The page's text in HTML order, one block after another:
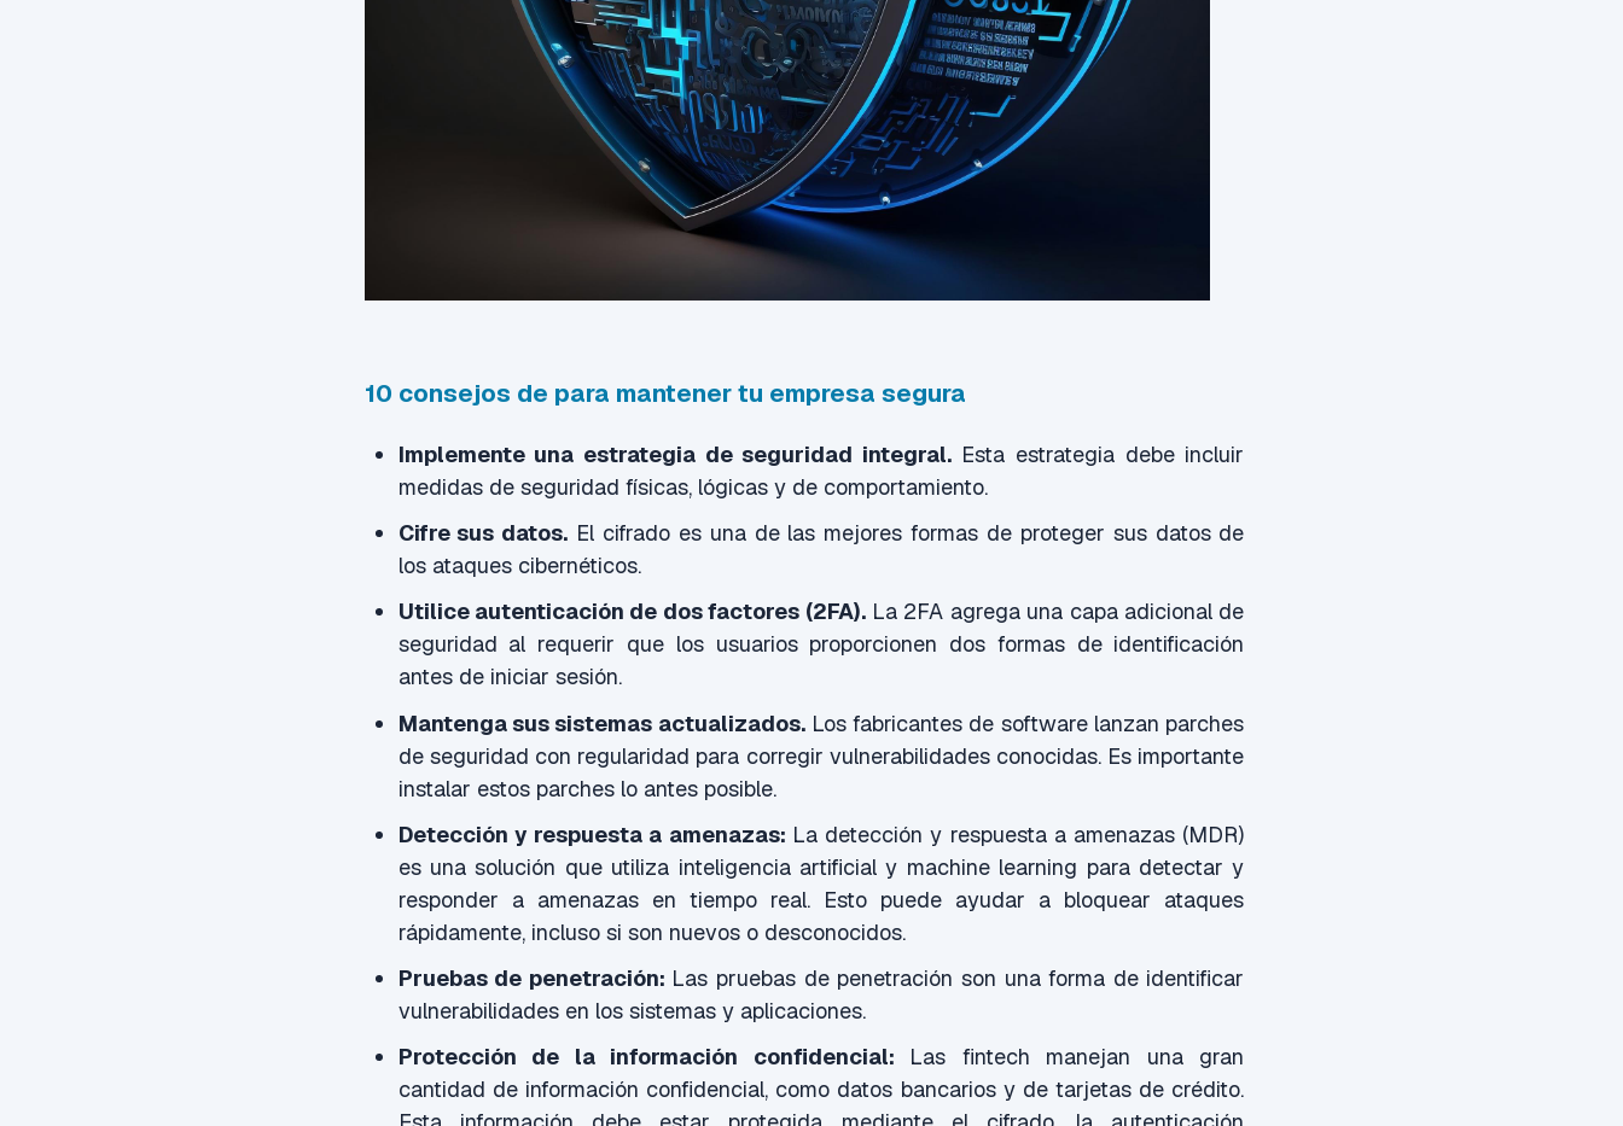
10 consejos de para mantener tu empresa segura
Implemente una estrategia de seguridad integral. Esta estrategia debe incluir
medidas de seguridad físicas, lógicas y de comportamiento.
Cifre sus datos. El cifrado es una de las mejores formas de proteger sus datos de
los ataques cibernéticos.
Utilice autenticación de dos factores (2FA). La 2FA agrega una capa adicional de
seguridad al requerir que los usuarios proporcionen dos formas de identificación
antes de iniciar sesión.
Mantenga sus sistemas actualizados. Los fabricantes de software lanzan parches
de seguridad con regularidad para corregir vulnerabilidades conocidas. Es importante
instalar estos parches lo antes posible.
Detección y respuesta a amenazas: La detección y respuesta a amenazas (MDR)
es una solución que utiliza inteligencia artificial y machine learning para detectar y
responder a amenazas en tiempo real. Esto puede ayudar a bloquear ataques
rápidamente, incluso si son nuevos o desconocidos.
Pruebas de penetración: Las pruebas de penetración son una forma de identificar
vulnerabilidades en los sistemas y aplicaciones.
Protección de la información confidencial: Las fintech manejan una gran
cantidad de información confidencial, como datos bancarios y de tarjetas de crédito.